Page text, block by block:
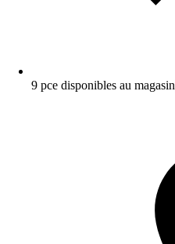
9 pce disponibles au magasin